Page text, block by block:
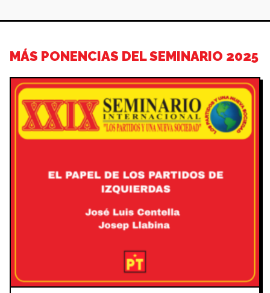
MÁS PONENCIAS DEL SEMINARIO 2025